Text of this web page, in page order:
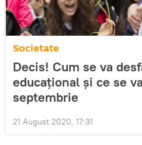
Societate
Decis! Cum se va
educațional și ce se
septembrie
21 August 2020, 17:31